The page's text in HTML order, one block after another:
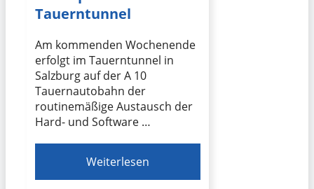
Tauerntunnel
Am kommenden Wochenende
erfolgt im Tauerntunnel in
Salzburg auf der A 10
Tauernautobahn der
routinemäßige Austausch der
Hard- und Software …
Weiterlesen